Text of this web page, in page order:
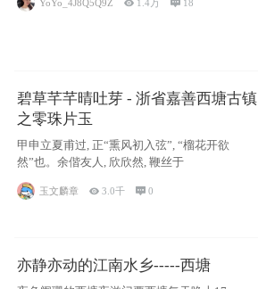
YoYo_4J8Q5Q9Z  1.4万  18
碧草芊芊晴吐芽 - 浙省嘉善西塘古镇
之零珠片玉
甲申立夏甫过, 正“熏风初入弦”, “榴花开欲
然”也。余偕友人, 欣欣然, 鞭丝于
玉文麟章  3.0千 0
亦静亦动的江南水乡-----西塘